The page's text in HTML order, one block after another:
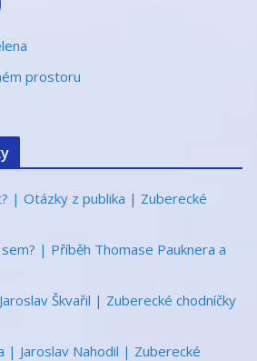
prostoru
| Otázky z publika | Zuberecké
| Příběh Thomase Pauknera a
Škvařil | Zuberecké chodníčky
| Jaroslav Nahodil | Zuberecké